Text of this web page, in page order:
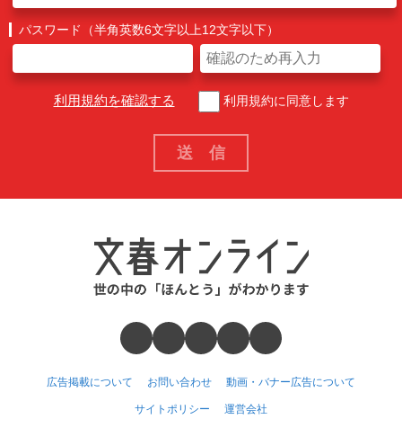
パスワード（半角英数6文字以上12文字以下）
利用規約を確認する 利用規約に同意します
広告掲載について お問い合わせ 動画・バナー広告について
サイトポリシー 運営会社